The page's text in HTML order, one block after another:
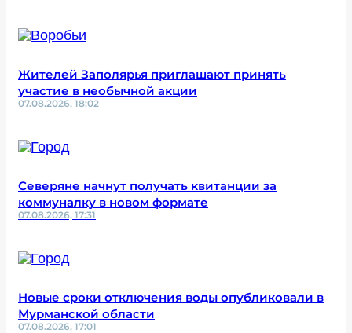
Жителей Заполярья приглашают принять
участие в необычной акции
07.08.2026, 18:02
Северяне начнут получать квитанции за
коммуналку в новом формате
07.08.2026, 17:31
Новые сроки отключения воды опубликовали в
Мурманской области
07.08.2026, 17:01